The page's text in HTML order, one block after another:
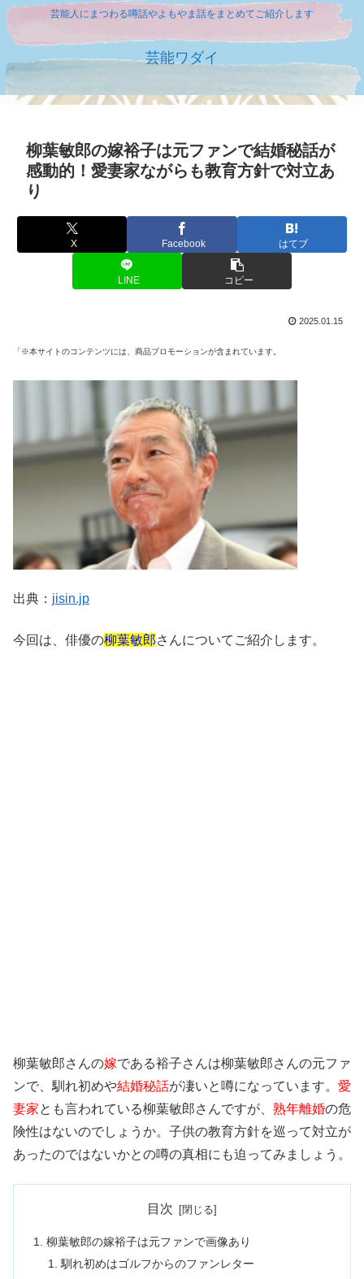
芸能人にまつわる噂話やよもやま話をまとめてご紹介します
芸能ワダイ
柳葉敏郎の嫁裕子は元ファンで結婚秘話が
感動的！愛妻家ながらも教育方針で対立あ
り
X Facebook はてブ
LINE コピー
2025.01.15
「※本サイトのコンテンツには、商品プロモーションが含まれています。
出典： jisin.jp
今回は、俳優の柳葉敏郎さんについてご紹介します。
柳葉敏郎さんの嫁である裕子さんは柳葉敏郎さんの元ファ
ンで、馴れ初めや結婚秘話が凄いと噂になっています。 愛
妻家とも言われている柳葉敏郎さんですが、 熟年離婚の危
険性はないのでしょうか。子供の教育方針を巡って対立が
あったのではないかとの噂の真相にも迫ってみましょう。
目次
柳葉敏郎の嫁裕子は元ファンで画像あり
馴れ初めはゴルフからのファンレター